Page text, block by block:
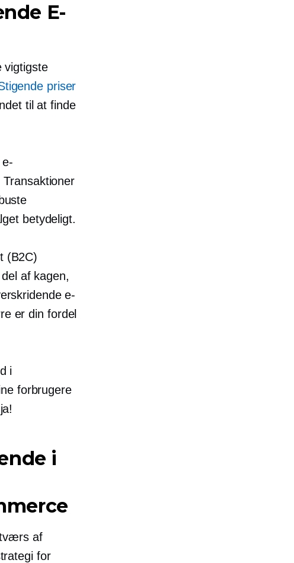
E-
vigtigste
priser
til at finde
betydeligt.
(B2C)
af kagen,
e-
er din fordel
i
forbrugere
i
af
for